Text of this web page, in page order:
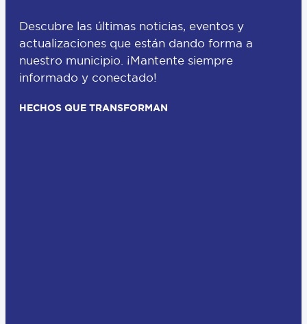
Descubre las últimas noticias, eventos y
actualizaciones que están dando forma a
nuestro municipio. ¡Mantente siempre
informado y conectado!
HECHOS QUE TRANSFORMAN